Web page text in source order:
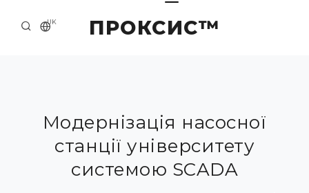
ПРОКСИС™
UK
ПРО НАС
ПРИКЛАДИ ТА РІШЕННЯ
КАТАЛОГ ПРОДУКЦІЇ
Модернізація насосної
станції університету
системою SCADA